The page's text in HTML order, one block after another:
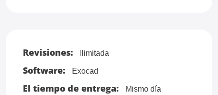
Revisiones: Ilimitada
Software: Exocad
El tiempo de entrega: Mismo día